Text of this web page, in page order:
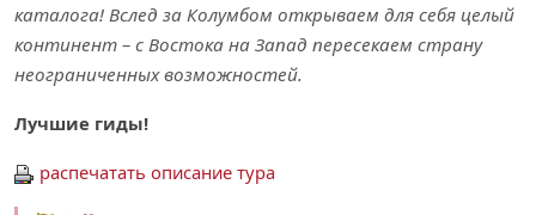
каталога! Вслед за Колумбом открываем для себя целый
континент – с Востока на Запад пересекаем страну
неограниченных возможностей.
Лучшие гиды!
распечатать описание тура